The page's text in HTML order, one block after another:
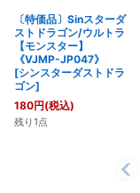
〔特価品〕Sinスターダ
ストドラゴン/ウルトラ
【モンスター】
《VJMP-JP047》
[シンスターダストドラ
ゴン]
180円(税込)
残り1点